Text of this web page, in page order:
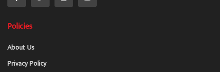
Policies
About Us
Privacy Policy